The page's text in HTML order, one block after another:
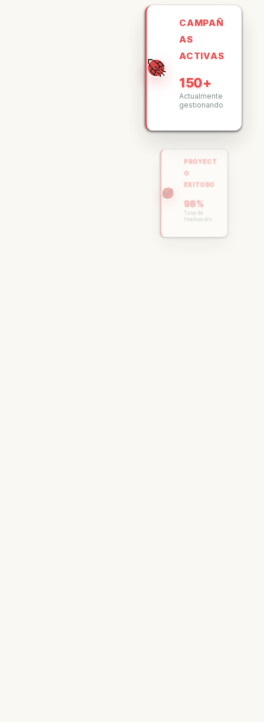
✅
PROYECT
O
EXITOSO
98%
Tasa de
finalización
📈 + 245%
medio del
tráfico